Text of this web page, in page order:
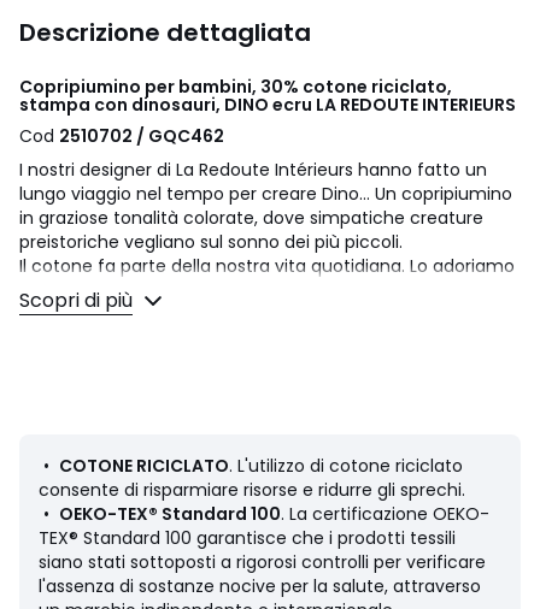
Descrizione dettagliata
Copripiumino per bambini, 30% cotone riciclato,
stampa con dinosauri, DINO ecru LA REDOUTE INTERIEURS
Cod 2510702 / GQC462
I nostri designer di La Redoute Intérieurs hanno fatto un
lungo viaggio nel tempo per creare Dino... Un copripiumino
in graziose tonalità colorate, dove simpatiche creature
preistoriche vegliano sul sonno dei più piccoli.
Il cotone fa parte della nostra vita quotidiana. Lo adoriamo
per la sua morbidezza e dolcezza. Facile da vivere, è ideale
per i letti di grandi e piccini!
• Stampa dinosauri davanti/dietro
• Fondo dritto con bottoni
Al cambio di stagione, aggiungi il tuo tocco personale
mescolando la gamma Dino con la nostra gamma
Scenario di tessuti di cotone in tinta unita.
Scopri di più
• COTONE RICICLATO. L'utilizzo di cotone riciclato
consente di risparmiare risorse e ridurre gli sprechi.
• OEKO-TEX® Standard 100. La certificazione OEKO-
TEX® Standard 100 garantisce che i prodotti tessili
siano stati sottoposti a rigorosi controlli per verificare
l'assenza di sostanze nocive per la salute, attraverso